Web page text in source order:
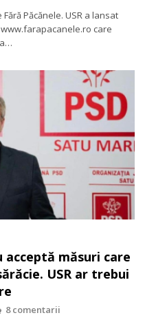
Păcănele. USR a lansat
care
acceptă măsuri care
USR ar trebui
8 comentarii